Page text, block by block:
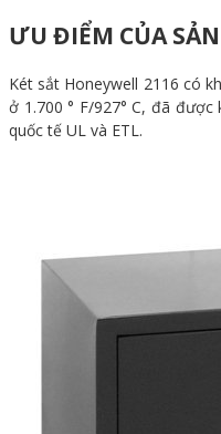
ƯU ĐIỂM CỦA
Két sắt Honeywell 2116 có
ở 1.700 ° F/927° C, đã
quốc tế UL và ETL.